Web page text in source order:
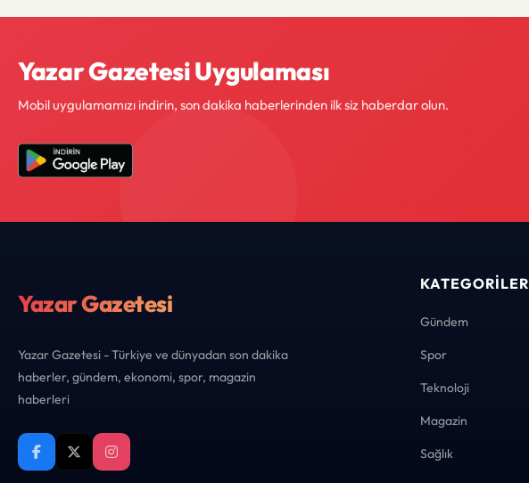
Yazar Gazetesi Uygulaması
Mobil uygulamamızı indirin, son dakika haberlerinden ilk siz haberdar olun.
Yazar Gazetesi
Yazar Gazetesi - Türkiye ve dünyadan son dakika
haberler, gündem, ekonomi, spor, magazin
haberleri
KATEGORILER
Gündem
Spor
Teknoloji
Magazin
Sağlık